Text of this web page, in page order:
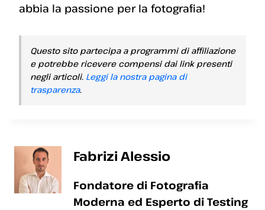
abbia la passione per la fotografia!
Questo sito partecipa a programmi di affiliazione
e potrebbe ricevere compensi dai link presenti
negli articoli. Leggi la nostra pagina di
trasparenza.
Fabrizi Alessio
Fondatore di Fotografia
Moderna ed Esperto di Testing